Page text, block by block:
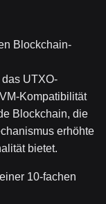
Blockchain-
UTXO-
Kompatibilität
Blockchain, die
erhöhte
bietet.
10-fachen